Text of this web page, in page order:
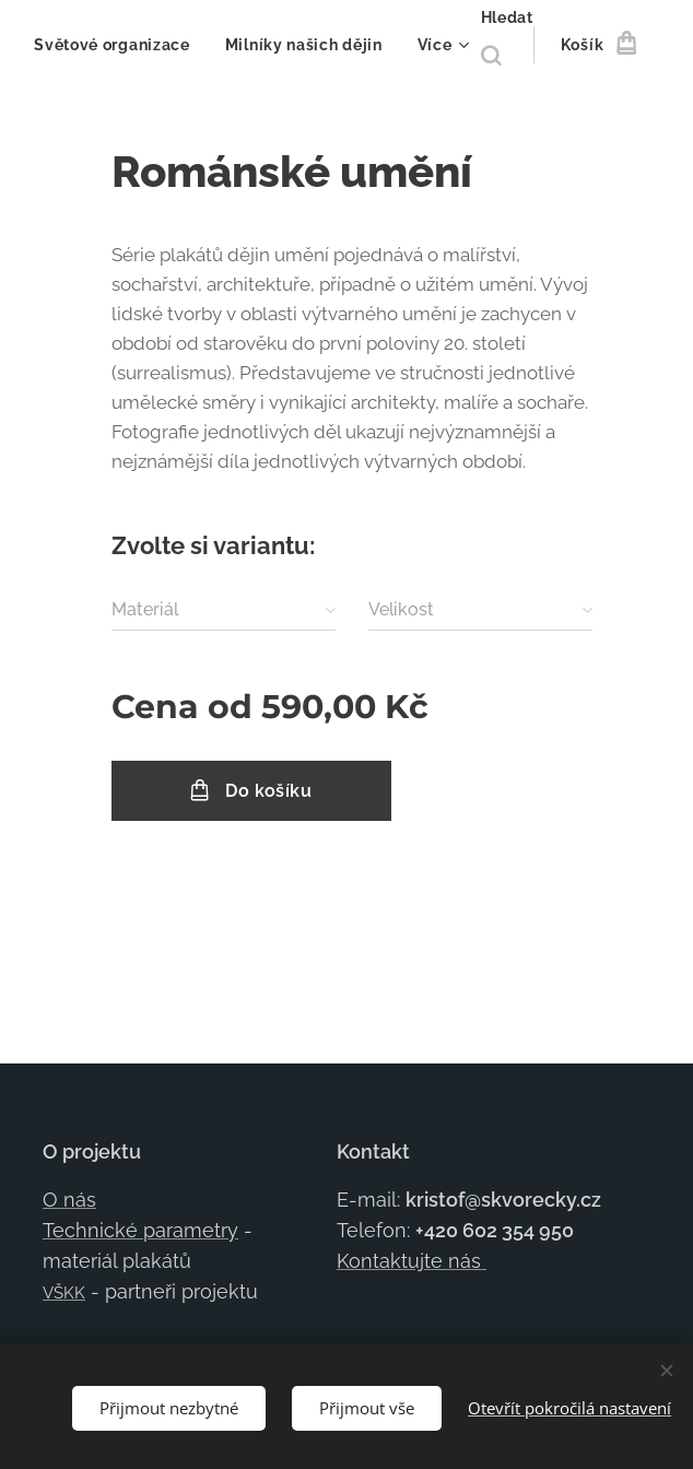
Světové organizace Milníky našich dějin Více
Hledat
Košík
Románské umění
Série plakátů dějin umění pojednává o malířství,
sochařství, architektuře, případně o užitém umění. Vývoj
lidské tvorby v oblasti výtvarného umění je zachycen v
období od starověku do první poloviny 20. století
(surrealismus). Představujeme ve stručnosti jednotlivé
umělecké směry i vynikající architekty, malíře a sochaře.
Fotografie jednotlivých děl ukazují nejvýznamnější a
nejznámější díla jednotlivých výtvarných období.
Zvolte si variantu:
Materiál Velikost
Cena od 590,00 Kč
Do košíku
O projektu
O nás
Technické parametry -
materiál plakátů
VŠKK - partneři projektu
Kontakt
E-mail: kristof@skvorecky.cz
Telefon: +420 602 354 950
Kontaktujte nás
Cookies
Přijmout nezbytné Přijmout vše Otevřít pokročilá nastavení